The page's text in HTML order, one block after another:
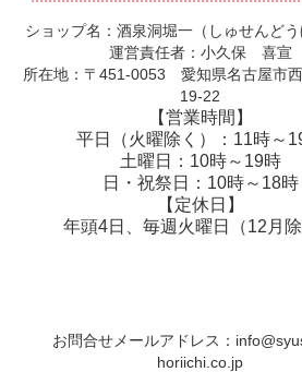
ショップ名：酒泉洞堀一（しゅせんどう
運営責任者：小久保 喜宣
所在地：〒451-0053 愛知県名古屋市
19-22
【営業時間】
平日（火曜除く）：11時～
土曜日：10時～19時
日・祝祭日：10時～18時
【定休日】
年頭4日、毎週火曜日（12月除
お問合せメールアドレス：
horiichi.co.jp